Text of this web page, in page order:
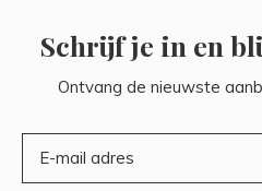
Schrijf je in en
Ontvang de nieuwste